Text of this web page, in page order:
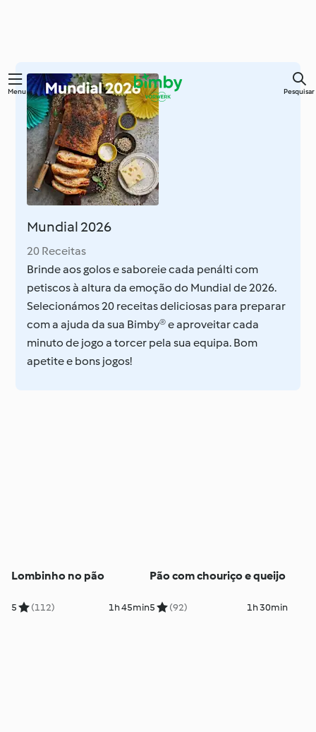
Saltar
conteúdo
principal
Menu Pesquisar
Mundial 2026
20 Receitas
Brinde aos golos e saboreie cada penálti com
petiscos à altura da emoção do Mundial de 2026.
Selecionámos 20 receitas deliciosas para preparar
com a ajuda da sua Bimby® e aproveitar cada
minuto de jogo a torcer pela sua equipa. Bom
apetite e bons jogos!
Lombinho no pão
5 (112) 1h 45min
Pão com chouriço e queijo
5 (92) 1h 30min